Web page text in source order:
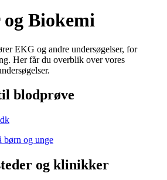
Biokemi
EKG og andre undersøgelser, for
Her får du overblik over vores
blodprøve
børn og unge
og klinikker